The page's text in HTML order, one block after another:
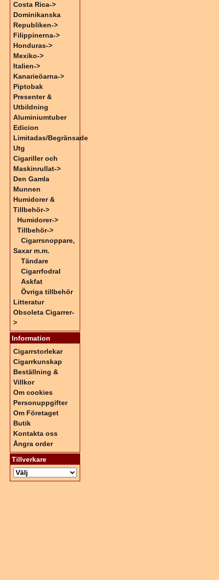
Costa Rica->
Dominikanska
Republiken->
Filippinerna->
Honduras->
Mexiko->
Italien->
Kanarieöarna->
Piptobak
Presenter &
Utbildning
Aluminiumtuber
Edicion
Limitadas/Begränsade
Utg
Cigariller och
Maskinrullat->
Den Gamla
Munnen
Humidorer &
Tillbehör->
Humidorer->
Tillbehör->
Cigarrsnoppare,
Saxar m.m.
Tändare
Cigarrfodral
Askfat
Övriga tillbehör
Litteratur
Obsoleta Cigarrer-
>
Information
Cigarrstorlekar
Cigarrkunskap
Beställning &
Villkor
Om cookies
Personuppgifter
Om Företaget
Butik
Kontakta oss
Ångra order
Tillverkare